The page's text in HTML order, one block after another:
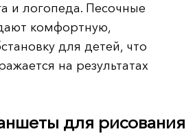
и логопеда. Песочные
комфортную,
для детей, что
на результатах
для рисования